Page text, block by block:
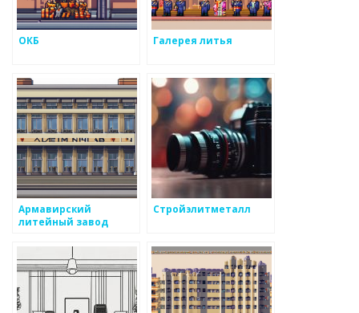
ОКБ Галерея литья
Армавирский
литейный завод
Стройэлитметалл